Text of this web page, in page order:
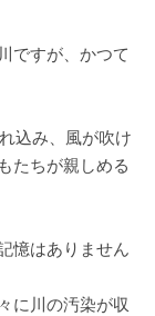
ですが、かつて
込み、風が吹け
たちが親しめる
憶はありません
に川の汚染が収